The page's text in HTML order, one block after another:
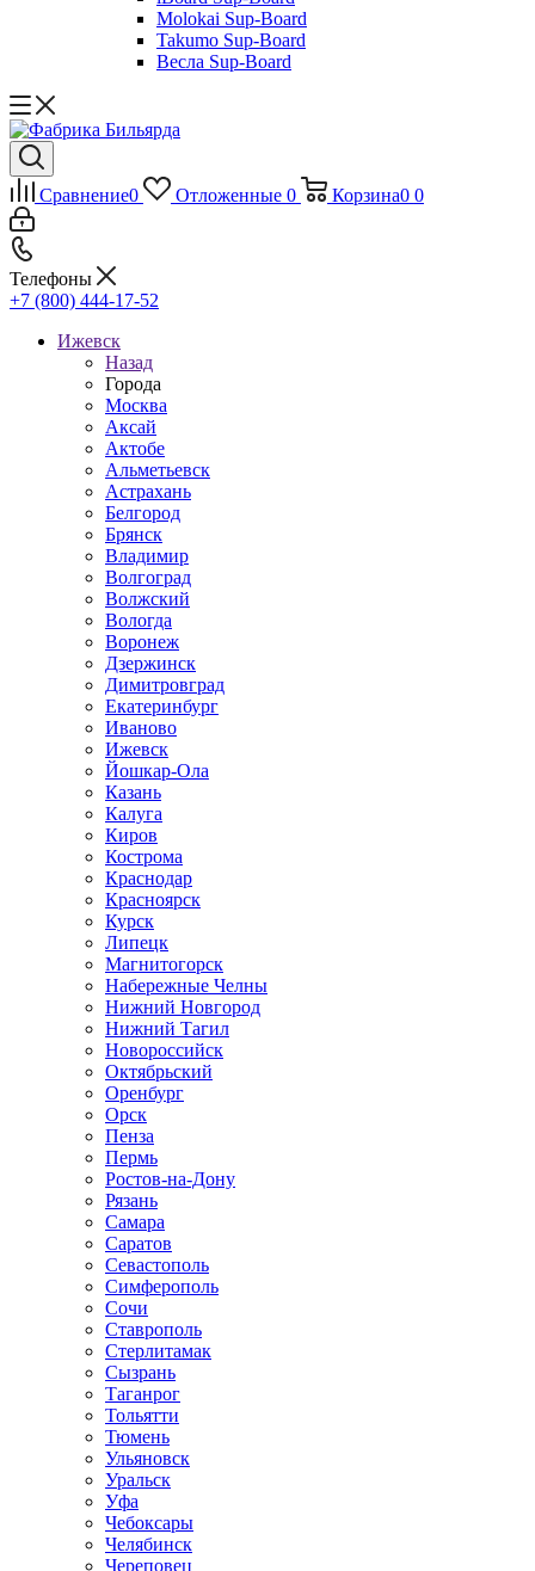
Molokai Sup-Board
Takumo Sup-Board
Весла Sup-Board
Сравнение0 Отложенные 0 Корзина0 0
Телефоны
+7 (800) 444-17-52
Ижевск
Назад
Города
Москва
Аксай
Актобе
Альметьевск
Астрахань
Белгород
Брянск
Владимир
Волгоград
Волжский
Вологда
Воронеж
Дзержинск
Димитровград
Екатеринбург
Иваново
Ижевск
Йошкар-Ола
Казань
Калуга
Киров
Кострома
Краснодар
Красноярск
Курск
Липецк
Магнитогорск
Набережные Челны
Нижний Новгород
Нижний Тагил
Новороссийск
Октябрьский
Оренбург
Орск
Пенза
Пермь
Ростов-на-Дону
Рязань
Самара
Саратов
Севастополь
Симферополь
Сочи
Ставрополь
Стерлитамак
Сызрань
Таганрог
Тольятти
Тюмень
Ульяновск
Уральск
Уфа
Чебоксары
Челябинск
Череповец